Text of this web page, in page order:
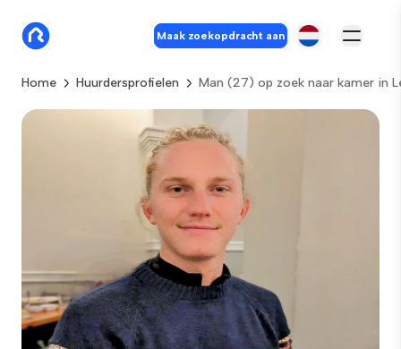
Maak zoekopdracht aan
Home Huurdersprofielen Man (27) op zoek naar kamer in